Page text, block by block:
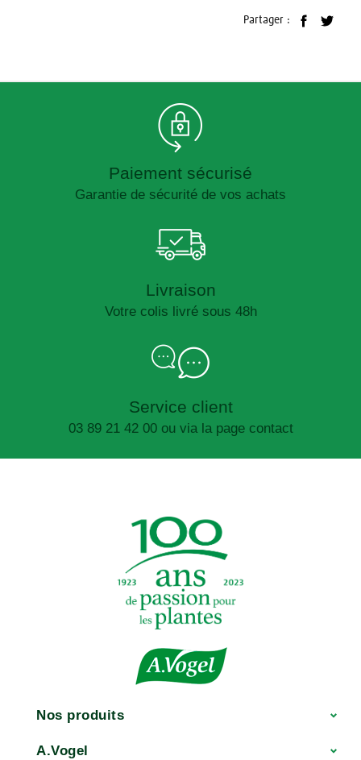
Partager :
Paiement sécurisé
Garantie de sécurité de vos achats
Livraison
Votre colis livré sous 48h
Service client
03 89 21 42 00 ou via la page contact
Nos produits
A.Vogel